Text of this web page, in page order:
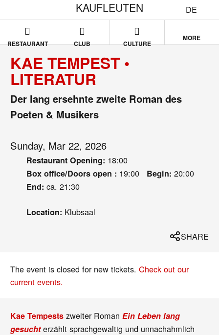
DE
KAUFLEUTEN
RESTAURANT CLUB CULTURE
MORE
KAE TEMPEST •
LITERATUR
Der lang ersehnte zweite Roman des
Poeten & Musikers
Sunday, Mar 22, 2026
Restaurant Opening: 18:00
Box office/Doors open : 19:00 Begin: 20:00
End: ca. 21:30
Location: Klubsaal
SHARE
The event is closed for new tickets.Check out our
current events.
Kae Tempests zweiter Roman Ein Leben lang
gesuchterzählt sprachgewaltig und unnachahmlich